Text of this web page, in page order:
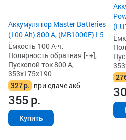
Аккумулятор Master Batteries
(100 Ah) 800 А, (MB1000E) L5
Ёмкость 100 А·ч,
Полярность обратная [- +],
Пусковой ток 800 А,
353x175x190
327р. при сдаче акб
355р.
Купить